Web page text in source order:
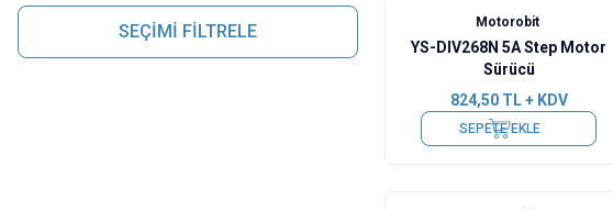
SEÇİMİ FİLTRELE Motorobit
YS-DIV268N 5A Step Motor
Sürücü
824,50TL + KDV
SEPETE EKLE